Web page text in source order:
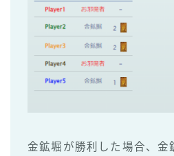
金鉱堀が勝利した場合、金